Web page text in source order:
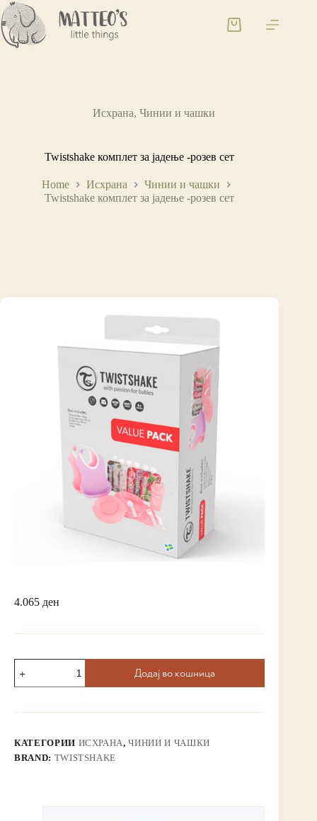
Исхрана, Чинии и чашки
Twistshake комплет за јадење -розев сет
Home Исхрана
Чинии и чашки
Twistshake комплет за јадење -розев сет
4.065 ден
Додај во кошница
КАТЕГОРИИ ИСХРАНА,ЧИНИИ И ЧАШКИ
BRAND: TWISTSHAKE